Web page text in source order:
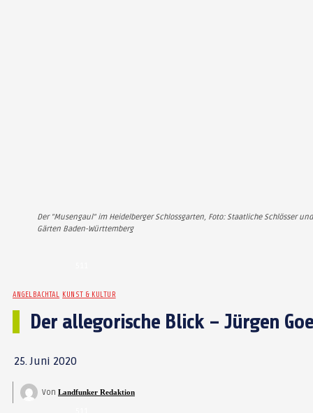
Der "Musengaul" im Heidelberger Schlossgarten, Foto: Staatliche Schlösser und
Gärten Baden-Württemberg
ANGELBACHTAL KUNST & KULTUR
Der allegorische Blick – Jürgen
25. Juni 2020
Von Landfunker Redaktion